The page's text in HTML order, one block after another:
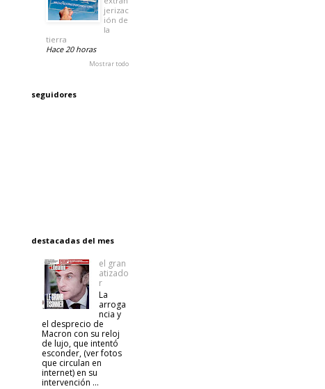
jerizac
ión de
la
tierra
Hace 20 horas
Mostrar todo
seguidores
destacadas del mes
el gran
atizado
r
La
arroga
ncia y
el desprecio de
Macron con su reloj
de lujo, que intentó
esconder, (ver fotos
que circulan en
internet) en su
intervención ...